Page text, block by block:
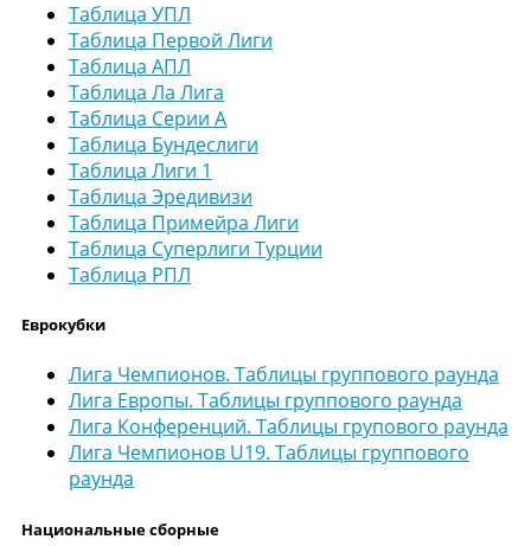
Таблица УПЛ
Таблица Первой Лиги
Таблица АПЛ
Таблица Ла Лига
Таблица Серии А
Таблица Бундеслиги
Таблица Лиги 1
Таблица Эредивизи
Таблица Примейра Лиги
Таблица Суперлиги Турции
Таблица РПЛ
Еврокубки
Лига Чемпионов. Таблицы группового раунда
Лига Европы. Таблицы группового раунда
Лига Конференций. Таблицы групового раунда
Лига Чемпионов U19. Таблицы группового
раунда
Национальные сборные